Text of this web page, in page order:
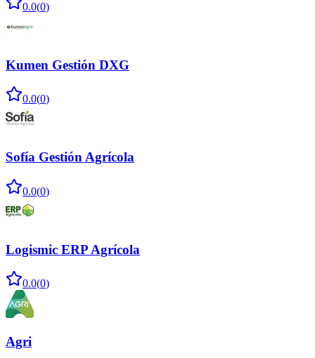
0.0(0)
Kumen Gestión DXG
0.0(0)
Sofía Gestión Agrícola
0.0(0)
Logismic ERP Agrícola
0.0(0)
Agri